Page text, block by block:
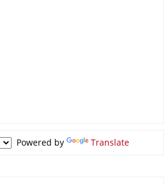
Powered by Translate